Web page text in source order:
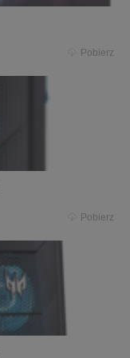
Pobierz
Pobierz